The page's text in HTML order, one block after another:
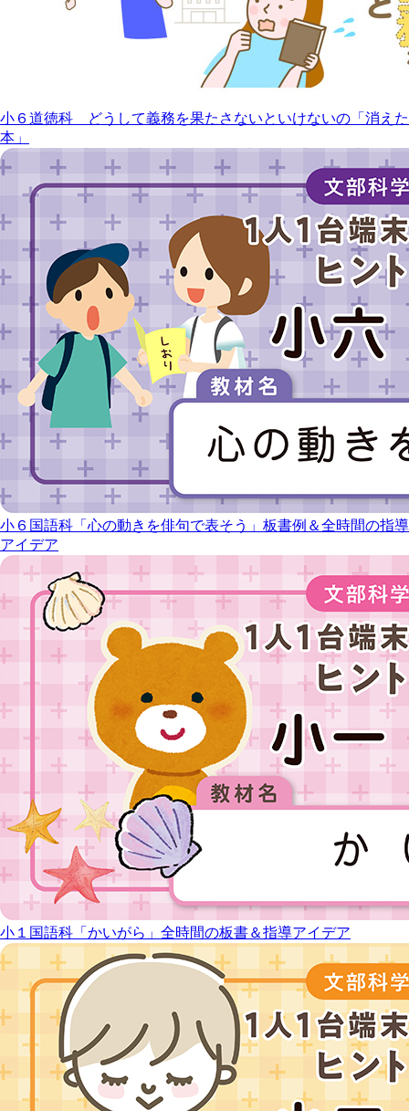
小６道徳科 どうして義務を果たさないといけないの「消えた
本」
小６国語科「心の動きを俳句で表そう」板書例＆全時間の指導
アイデア
小１国語科「かいがら」全時間の板書＆指導アイデア